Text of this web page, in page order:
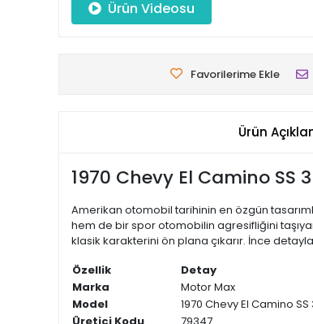
Ürün Videosu
Favorilerime Ekle
Ürün
1970 Chevy El Camino SS
Amerikan otomobil tarihinin en özgün
hem de bir spor otomobilin agresifliğini
klasik karakterini ön plana çıkarır. İnce
Özellik
Detay
Marka
Motor Max
Model
1970 Chevy El Camino SS